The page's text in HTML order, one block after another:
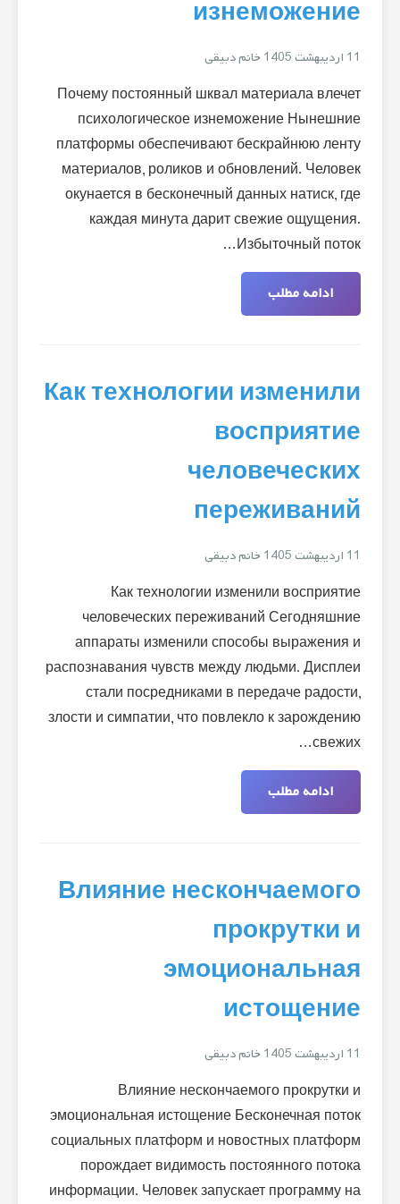
изнеможение
11 اردیبهشت 1405 خانم دبیقی
Почему постоянный шквал материала влечет
психологическое изнеможение Нынешние
платформы обеспечивают бескрайнюю ленту
материалов, роликов и обновлений. Человек
окунается в бесконечный данных натиск, где
каждая минута дарит свежие ощущения.
Избыточный поток…
ادامه مطلب
Как технологии изменили
восприятие
человеческих
переживаний
11 اردیبهشت 1405 خانم دبیقی
Как технологии изменили восприятие
человеческих переживаний Сегодняшние
аппараты изменили способы выражения и
распознавания чувств между людьми. Дисплеи
стали посредниками в передаче радости,
злости и симпатии, что повлекло к зарождению
свежих…
ادامه مطلب
Влияние нескончаемого
прокрутки и
эмоциональная
истощение
11 اردیبهشت 1405 خانم دبیقی
Влияние нескончаемого прокрутки и
эмоциональная истощение Бесконечная поток
социальных платформ и новостных платформ
порождает видимость постоянного потока
информации. Человек запускает программу на